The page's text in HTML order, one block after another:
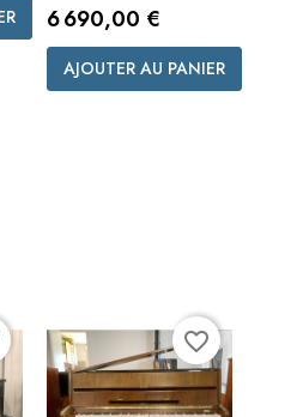
Prix
6 690,00 €
AJOUTER AU PANIER
favorite_border